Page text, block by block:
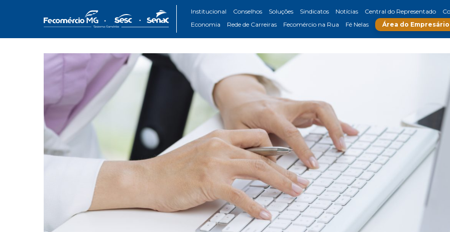
Institucional Conselhos Soluções Sindicatos Notícias Central do Representado
Economia
Rede de Carreiras Fecomércio na Rua Fé Nelas Área do Empresário